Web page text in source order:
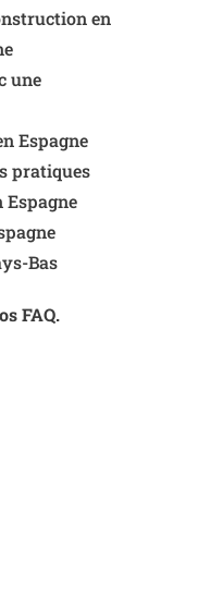
en
une
Espagne
pratiques
Espagne
Bas
FAQ.